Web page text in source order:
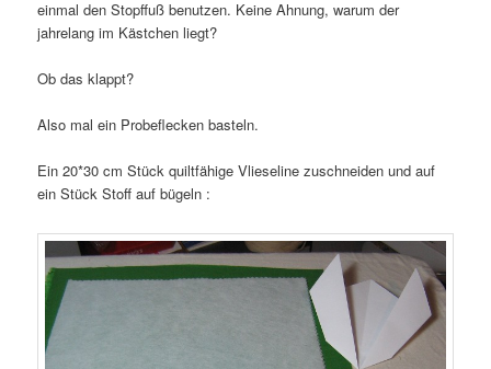
einmal den Stopffuß benutzen. Keine Ahnung, warum der
jahrelang im Kästchen liegt?
Ob das klappt?
Also mal ein Probeflecken basteln.
Ein 20*30 cm Stück quiltfähige Vlieseline zuschneiden und auf
ein Stück Stoff auf bügeln :